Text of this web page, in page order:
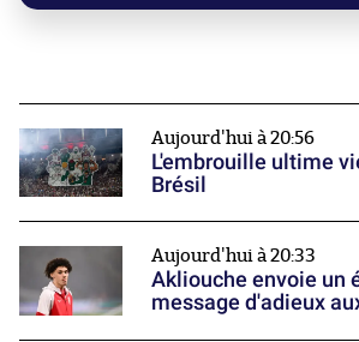
Aujourd'hui à 20:56
L'embrouille ultime
Brésil
Aujourd'hui à 20:33
Akliouche envoie un
message d'adieux